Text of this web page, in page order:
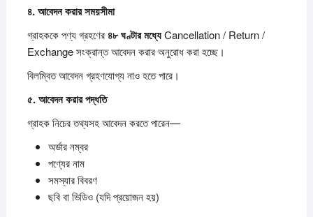
৪.আবেদনকরারসময়সীমা
গ্রাহককে পণ্য গ্রহণের ৪৮ঘণ্টারমধ্যেCancellation / Return /
Exchange সংক্রান্ত আবেদন করার অনুরোধ করা হচ্ছে।
বিলম্বিত আবেদন গ্রহণযোগ্য নাও হতে পারে।
৫.আবেদনকরারপদ্ধতি
গ্রাহক নিচের তথ্যসহ আবেদন করতে পারেন—
অর্ডার নম্বর
পণ্যের নাম
সমস্যার বিবরণ
ছবি বা ভিডিও (যদি প্রয়োজন হয়)